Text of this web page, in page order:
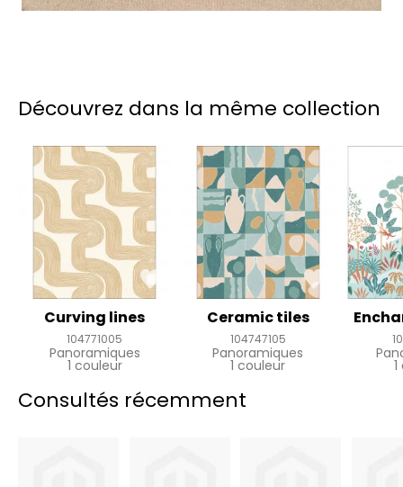
Découvrez dans la même collection
Curving lines
104771005
Panoramiques
1 couleur
Ceramic tiles
104747105
Panoramiques
1 couleur
Consultés récemment